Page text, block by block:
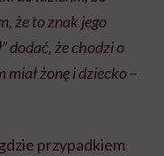
że to znak jego
dodać, że chodzi o
żonę i dziecko–
przypadkiem